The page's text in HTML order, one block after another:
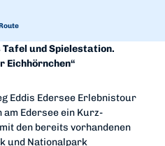
und Spielestation.
Eichhörnchen“
Eddis Edersee Erlebnistour
Edersee ein Kurz-
den bereits vorhandenen
und Nationalpark